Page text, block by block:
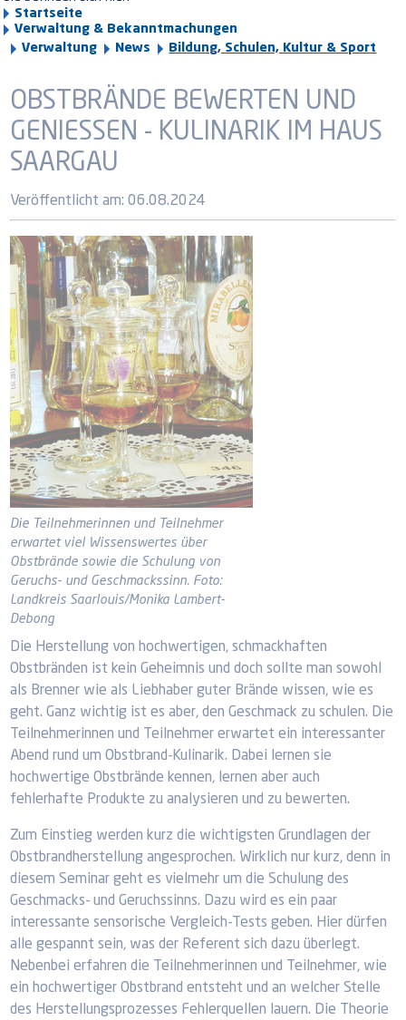
Startseite
Verwaltung & Bekanntmachungen
Verwaltung
News Bildung, Schulen, Kultur & Sport
OBSTBRÄNDE BEWERTEN UND
GENIESSEN - KULINARIK IM HAUS S
AARGAU
Veröffentlicht am: 06.08.2024
Die Teilnehmerinnen und Teilnehmer
erwartet viel Wissenswertes über
Obstbrände sowie die Schulung von
Geruchs- und Geschmackssinn. Foto:
Landkreis Saarlouis/Monika Lambert-
Debong
Die Herstellung von hochwertigen, schmackhaften
Obstbränden ist kein Geheimnis und doch sollte man sowohl
als Brenner wie als Liebhaber guter Brände wissen, wie es
geht. Ganz wichtig ist es aber, den Geschmack zu schulen. Die
Teilnehmerinnen und Teilnehmer erwartet ein interessanter
Abend rund um Obstbrand-Kulinarik. Dabei lernen sie
hochwertige Obstbrände kennen, lernen aber auch
fehlerhafte Produkte zu analysieren und zu bewerten.
Zum Einstieg werden kurz die wichtigsten Grundlagen der
Obstbrandherstellung angesprochen. Wirklich nur kurz, denn in
diesem Seminar geht es vielmehr um die Schulung des
Geschmacks- und Geruchssinns. Dazu wird es ein paar
interessante sensorische Vergleich-Tests geben. Hier dürfen
alle gespannt sein, was der Referent sich dazu überlegt.
Nebenbei erfahren die Teilnehmerinnen und Teilnehmer, wie
ein hochwertiger Obstbrand entsteht und an welcher Stelle
des Herstellungsprozesses Fehlerquellen lauern. Die Theorie